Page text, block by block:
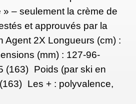
» – seulement la crème de
et approuvés par la
Agent 2X Longueurs (cm) :
(mm) : 127-96-
(163) Poids (par ski en
Les + : polyvalence,